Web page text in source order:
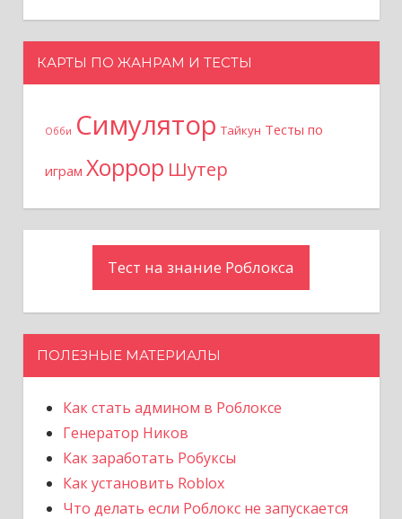
КАРТЫ ПО ЖАНРАМ И ТЕСТЫ
Обби Симулятор Тайкун Тесты по
играм Хоррор Шутер
Тест на знание Роблокса
ПОЛЕЗНЫЕ МАТЕРИАЛЫ
Как стать админом в Роблоксе
Генератор Ников
Как заработать Робуксы
Как установить Roblox
Что делать если Роблокс не запускается